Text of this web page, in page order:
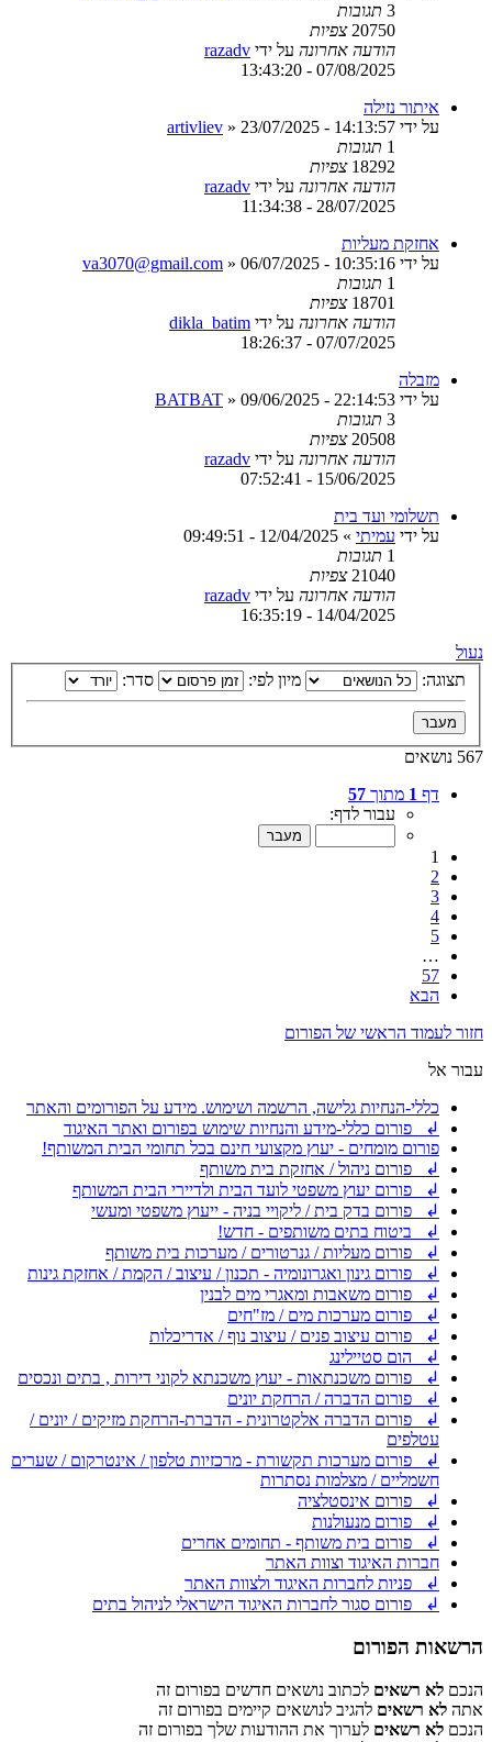
3 תגובות
20750 צפיות
הודעה אחרונה על ידי razadv
07/08/2025 - 13:43:20
איתור נזילה
על ידי
artivliev » 23/07/2025 - 14:13:57
1 תגובות
18292 צפיות
הודעה אחרונה על ידי razadv
28/07/2025 - 11:34:38
אחזקת מעליות
על ידי
va3070@gmail.com » 06/07/2025 - 10:35:16
1 תגובות
18701 צפיות
הודעה אחרונה על ידי dikla_batim
07/07/2025 - 18:26:37
מזבלה
על ידי
BATBAT » 09/06/2025 - 22:14:53
3 תגובות
20508 צפיות
הודעה אחרונה על ידי razadv
15/06/2025 - 07:52:41
תשלומי ועד בית
על ידי עמיתי »
12/04/2025 - 09:49:51
1 תגובות
21040 צפיות
הודעה אחרונה על ידי razadv
14/04/2025 - 16:35:19
נעול
תצוגה:
מיון לפי: סדר:
567 נושאים
דף 1 מתוך 57
עבור לדף:
1
2
3
4
5
…
57
הבא
חזור לעמוד הראשי של הפורום
עבור אל
כללי-הנחיות גלישה, הרשמה ושימוש. מידע על הפורומים והאתר
↲ פורום כללי-מידע והנחיות שימוש בפורום ואתר האיגוד
פורום מומחים - יעוץ מקצועי חינם בכל תחומי הבית המשותף!
↲ פורום ניהול / אחזקת בית משותף
↲ פורום יעוץ משפטי לועד הבית ולדיירי הבית המשותף
↲ פורום בדק בית / ליקויי בניה - ייעוץ משפטי ומעשי
↲ ביטוח בתים משותפים - חדש!
↲ פורום מעליות / גנרטורים / מערכות בית משותף
↲ פורום גינון ואגרונומיה - תכנון / עיצוב / הקמת / אחזקת גינות
↲ פורום משאבות ומאגרי מים לבנין
↲ פורום מערכות מים / מז"חים
↲ פורום עיצוב פנים / עיצוב נוף / אדריכלות
↲ הום סטיילינג
↲ פורום משכנתאות - יעוץ משכנתא לקוני דירות , בתים ונכסים
↲ פורום הדברה / הרחקת יונים
↲ פורום הדברה אלקטרונית - הדברת-הרחקת מזיקים / יונים /
עטלפים
↲ פורום מערכות תקשורת - מרכזיות טלפון / אינטרקום / שערים
חשמליים / מצלמות נסתרות
↲ פורום אינסטלציה
↲ פורום מנעולנות
↲ פורום בית משותף - תחומים אחרים
חברות האיגוד וצוות האתר
↲ פניות לחברות האיגוד ולצוות האתר
↲ פורום סגור לחברות האיגוד הישראלי לניהול בתים
הרשאות הפורום
הנכם לא רשאים לכתוב נושאים חדשים בפורום זה
אתה לא רשאים להגיב לנושאים קיימים בפורום זה
הנכם לא רשאים לערוך את ההודעות שלך בפורום זה